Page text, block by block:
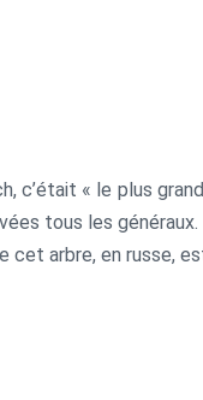
c’était « le plus
tous les généraux.
arbre, en russe,